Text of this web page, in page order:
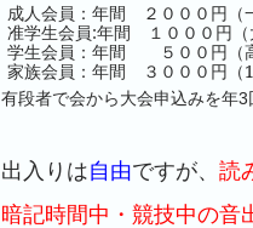
成人会員：年間 ２０００円（
准学生会員:年間 １０００円（
学生会員：年間 ５００円（高
家族会員：年間 ３０００円（1
有段者で会から大会申込みを年
​出入りは自由ですが、 読
暗記時間中・競技中の音